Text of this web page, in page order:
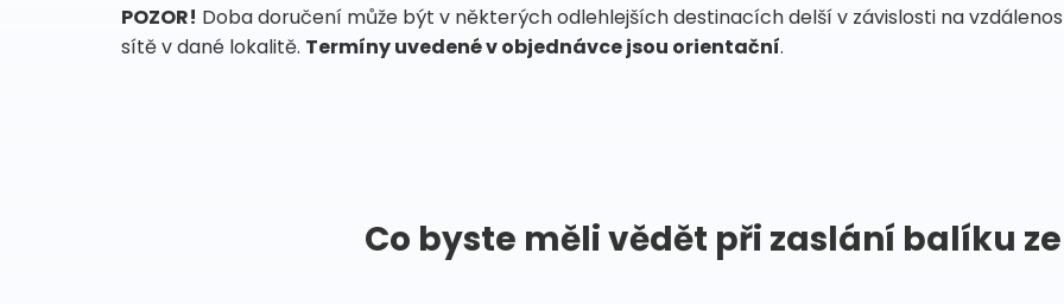
POZOR! Doba doručení může být v některých odlehlejších destinacích delší v závislosti na
sítě v dané lokalitě. Termíny uvedené v objednávce jsou orientační.
Co byste měli vědět při zaslání balíku